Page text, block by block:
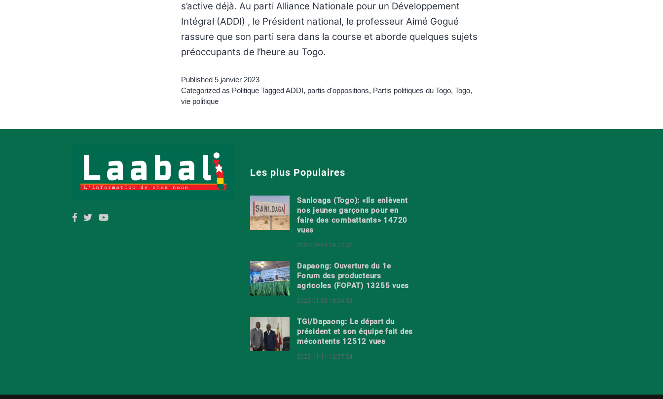
s’active déjà. Au parti Alliance Nationale pour un Développement
Intégral (ADDI) , le Président national, le professeur Aimé Gogué
rassure que son parti sera dans la course et aborde quelques sujets
préoccupants de l’heure au Togo.
Published 5 janvier 2023
Categorized as Politique TaggedADDI, partis d'oppositions, Partis politiques du Togo, Togo,
vie politique
Les plus Populaires
Sanloaga (Togo): «Ils enlèvent
nos jeunes garçons pour en
faire des combattants» 14720
vues
2022-12-24 18:27:30
Dapaong: Ouverture du 1e
Forum des producteurs
agricoles (FOPAT) 13255 vues
2023-01-12 18:04:53
TGI/Dapaong: Le départ du
président et son équipe fait des
mécontents 12512 vues
2022-11-11 12:57:24